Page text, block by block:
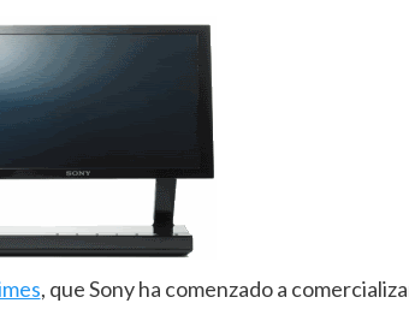
, que Sony ha comenzado a